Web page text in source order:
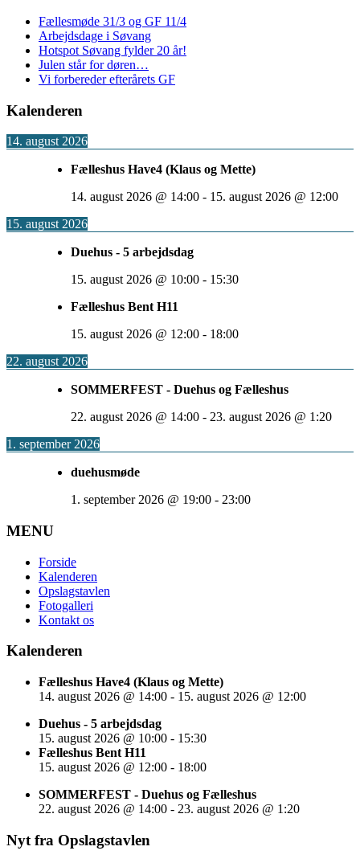
Fællesmøde 31/3 og GF 11/4
Arbejdsdage i Søvang
Hotspot Søvang fylder 20 år!
Julen står for døren…
Vi forbereder efterårets GF
Kalenderen
14. august 2026
Fælleshus Have4 (Klaus og Mette)
14. august 2026 @ 14:00 - 15. august 2026 @ 12:00
15. august 2026
Duehus - 5 arbejdsdag
15. august 2026 @ 10:00 - 15:30
Fælleshus Bent H11
15. august 2026 @ 12:00 - 18:00
22. august 2026
SOMMERFEST - Duehus og Fælleshus
22. august 2026 @ 14:00 - 23. august 2026 @ 1:20
1. september 2026
duehusmøde
1. september 2026 @ 19:00 - 23:00
MENU
Forside
Kalenderen
Opslagstavlen
Fotogalleri
Kontakt os
Kalenderen
Fælleshus Have4 (Klaus og Mette)
14. august 2026 @ 14:00 - 15. august 2026 @ 12:00
Duehus - 5 arbejdsdag
15. august 2026 @ 10:00 - 15:30
Fælleshus Bent H11
15. august 2026 @ 12:00 - 18:00
SOMMERFEST - Duehus og Fælleshus
22. august 2026 @ 14:00 - 23. august 2026 @ 1:20
Nyt fra Opslagstavlen